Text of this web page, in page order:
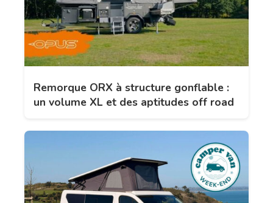
Remorque ORX à structure gonflable :
un volume XL et des aptitudes off road